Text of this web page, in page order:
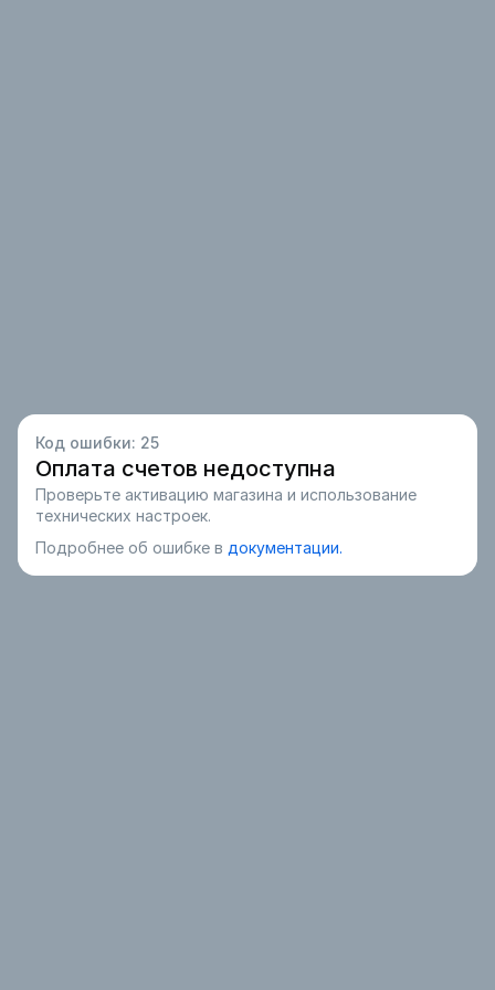
Код ошибки: 25
Оплата счетов недоступна
Проверьте активацию магазина и использование
технических настроек.
Подробнее об ошибке в документации.